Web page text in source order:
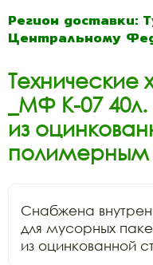
Регион доставки:
Центральному
Технические
_МФ К-07
из
полимерным
Снабжена
для мусорных
из оцинкованной